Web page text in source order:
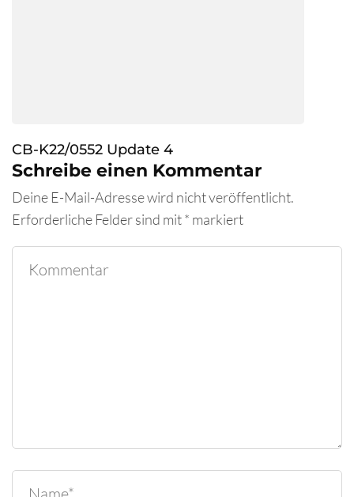
CB-K22/0552 Update 4
Schreibe einen Kommentar
Deine E-Mail-Adresse wird nicht veröffentlicht.
Erforderliche Felder sind mit* markiert